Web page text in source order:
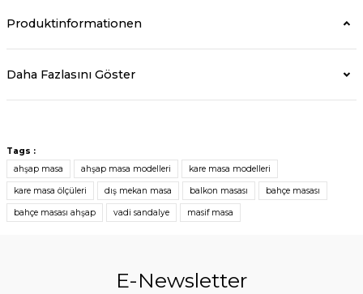
Produktinformationen
Daha Fazlasını Göster
Tags :
ahşap masa
ahşap masa modelleri kare masa modelleri
kare masa ölçüleri dış mekan masa balkon masası bahçe masası
bahçe masası ahşap vadi sandalye masif masa
E-Newsletter